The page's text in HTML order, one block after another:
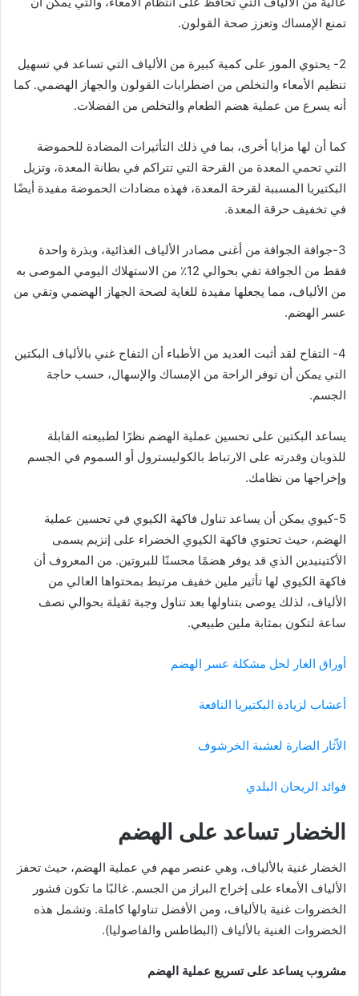
تمنع الإمساك وتعزز صحة القولون.
2- يحتوي الموز على كمية كبيرة من الألياف التي تساعد في تسهيل
تنظيم الأمعاء والتخلص من اضطرابات القولون والجهاز الهضمي. كما
أنه يسرع من عملية هضم الطعام والتخلص من الفضلات.
كما أن لها مزايا أخرى، بما في ذلك التأثيرات المضادة للحموضة
التي تحمي المعدة من القرحة التي تتراكم في بطانة المعدة، وتزيل
البكتيريا المسببة لقرحة المعدة، فهذه مضادات الحموضة مفيدة أيضًا
في تخفيف حرقة المعدة.
3-جوافة الجوافة من أغنى مصادر الألياف الغذائية، وبذرة واحدة
فقط من الجوافة تفي بحوالي 12٪ من الاستهلاك اليومي الموصى به
من الألياف، مما يجعلها مفيدة للغاية لصحة الجهاز الهضمي وتقي من
عسر الهضم.
4- التفاح لقد أثبت العديد من الأطباء أن التفاح غني بالألياف البكتين
التي يمكن أن توفر الراحة من الإمساك والإسهال، حسب حاجة
الجسم.
يساعد البكتين على تحسين عملية الهضم نظرًا لطبيعته القابلة
للذوبان وقدرته على الارتباط بالكوليسترول أو السموم في الجسم
وإخراجها من نظامك.
5-كيوي يمكن أن يساعد تناول فاكهة الكيوي في تحسين عملية
الهضم، حيث تحتوي فاكهة الكيوي الخضراء على إنزيم يسمى
الأكتينيدين الذي قد يوفر هضمًا محسنًا للبروتين. من المعروف أن
فاكهة الكيوي لها تأثير ملين خفيف مرتبط بمحتواها العالي من
الألياف، لذلك يوصى بتناولها بعد تناول وجبة ثقيلة بحوالي نصف
ساعة لتكون بمثابة ملين طبيعي.
أوراق الغار لحل مشكلة عسر الهضم
أعشاب لزيادة البكتيريا النافعة
الاّثار الضارة لعشبة الخرشوف
فوائد الريحان البلدي
الخضار تساعد على الهضم
الخضار غنية بالألياف، وهي عنصر مهم في عملية الهضم، حيث تحفز
الألياف الأمعاء على إخراج البراز من الجسم. غالبًا ما تكون قشور
الخضروات غنية بالألياف، ومن الأفضل تناولها كاملة. وتشمل هذه
الخضروات الغنية بالألياف (البطاطس والفاصوليا).
مشروب يساعد على تسريع عملية الهضم